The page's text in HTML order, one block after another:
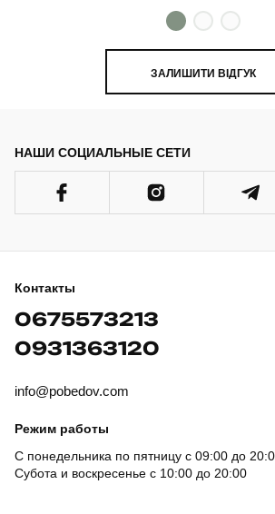
ЗАЛИШИТИ ВІДГУК
НАШИ СОЦИАЛЬНЫЕ СЕТИ
Контакты
0675573213
0931363120
info@pobedov.com
Режим работы
С понедельника по пятницу с 09:00 до
Субота и воскресенье с 10:00 до 20:00